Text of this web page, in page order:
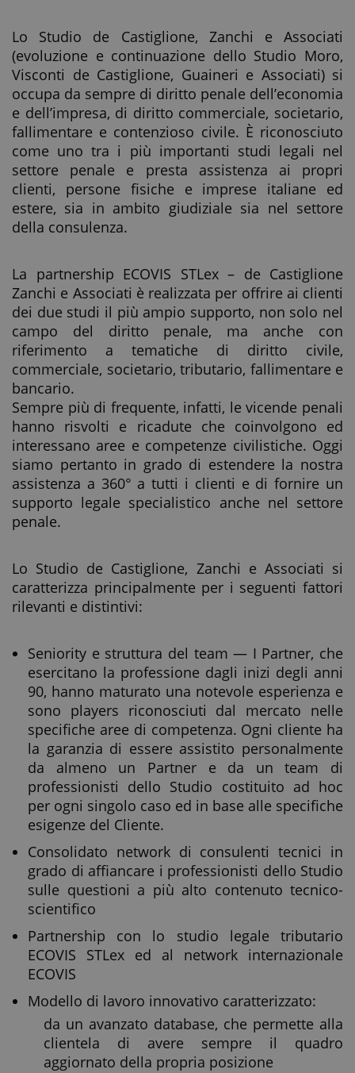
Lo Studio de Castiglione, Zanchi e Associati
(evoluzione e continuazione dello Studio Moro,
Visconti de Castiglione, Guaineri e Associati) si
occupa da sempre di diritto penale dell’economia
e dell’impresa, di diritto commerciale, societario,
fallimentare e contenzioso civile. È riconosciuto
come uno tra i più importanti studi legali nel
settore penale e presta assistenza ai propri
clienti, persone fisiche e imprese italiane ed
estere, sia in ambito giudiziale sia nel settore
della consulenza.
La partnership ECOVIS STLex – de Castiglione
Zanchi e Associati è realizzata per offrire ai clienti
dei due studi il più ampio supporto, non solo nel
campo del diritto penale, ma anche con
riferimento a tematiche di diritto civile,
commerciale, societario, tributario, fallimentare e
bancario.
Sempre più di frequente, infatti, le vicende penali
hanno risvolti e ricadute che coinvolgono ed
interessano aree e competenze civilistiche. Oggi
siamo pertanto in grado di estendere la nostra
assistenza a 360° a tutti i clienti e di fornire un
supporto legale specialistico anche nel settore
penale.
Lo Studio de Castiglione, Zanchi e Associati si
caratterizza principalmente per i seguenti fattori
rilevanti e distintivi:
Seniority e struttura del team — I Partner, che
esercitano la professione dagli inizi degli anni
90, hanno maturato una notevole esperienza e
sono players riconosciuti dal mercato nelle
specifiche aree di competenza. Ogni cliente ha
la garanzia di essere assistito personalmente
da almeno un Partner e da un team di
professionisti dello Studio costituito ad hoc
per ogni singolo caso ed in base alle specifiche
esigenze del Cliente.
Consolidato network di consulenti tecnici in
grado di affiancare i professionisti dello Studio
sulle questioni a più alto contenuto tecnico-
scientifico
Partnership con lo studio legale tributario
ECOVIS STLex ed al network internazionale
ECOVIS
Modello di lavoro innovativo caratterizzato:
da un avanzato database, che permette alla
clientela di avere sempre il quadro
aggiornato della propria posizione